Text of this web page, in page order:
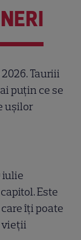
Tauriii
puțin ce se
ușilor
iulie
Este
îți poate
vieții